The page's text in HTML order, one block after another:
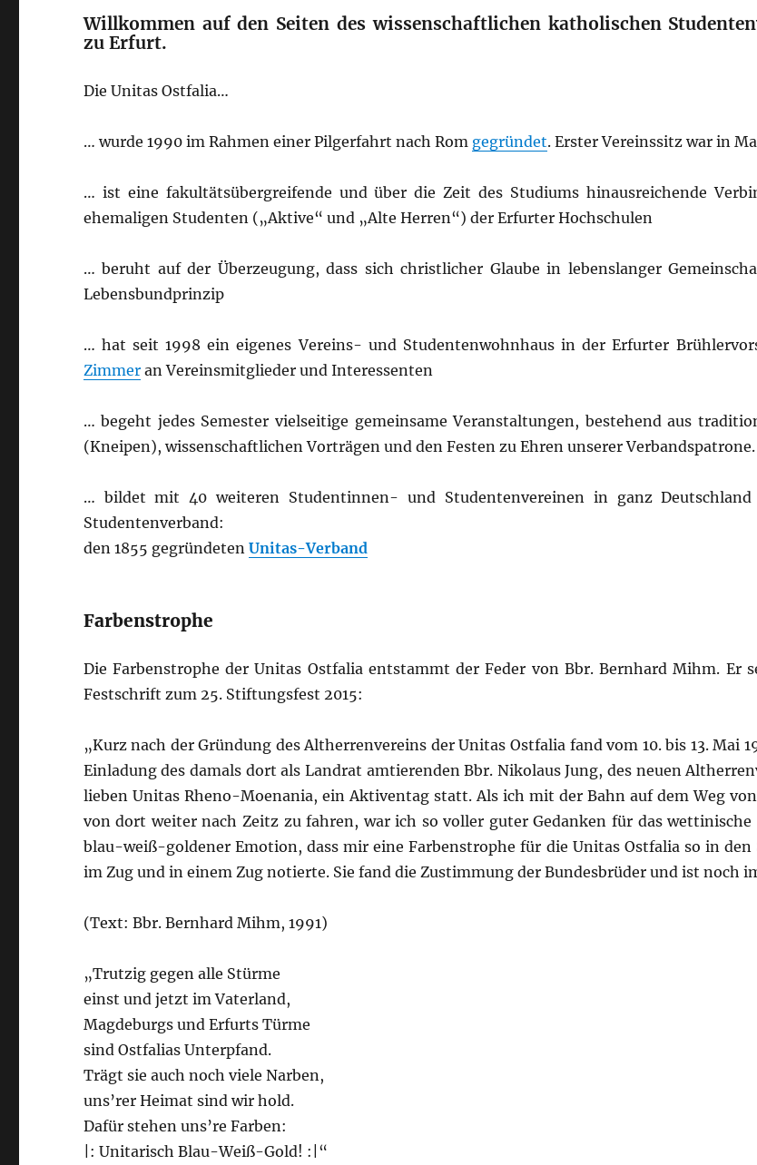
Willkommen auf den Seiten des wissenschaftlichen katholischen
zu Erfurt.
Die Unitas Ostfalia…
… wurde 1990 im Rahmen einer Pilgerfahrt nach Rom gegründet. Erster Vereinssitz war in
… ist eine fakultätsübergreifende und über die Zeit des Studiums hinausreichende
ehemaligen Studenten („Aktive“ und „Alte Herren“) der Erfurter Hochschulen
… beruht auf der Überzeugung, dass sich christlicher Glaube in lebenslanger
Lebensbundprinzip
… hat seit 1998 ein eigenes Vereins- und Studentenwohnhaus in der Erfurter
Zimmeran Vereinsmitglieder und Interessenten
… begeht jedes Semester vielseitige gemeinsame Veranstaltungen, bestehend aus
(Kneipen), wissenschaftlichen Vorträgen und den Festen zu Ehren unserer Verbandspatrone.
… bildet mit 40 weiteren Studentinnen- und Studentenvereinen in ganz Deutschland
Studentenverband:
den 1855 gegründeten Unitas-Verband
Farbenstrophe
Die Farbenstrophe der Unitas Ostfalia entstammt der Feder von Bbr. Bernhard Mihm. Er
Festschrift zum 25. Stiftungsfest 2015:
„Kurz nach der Gründung des Altherrenvereins der Unitas Ostfalia fand vom 10. bis 13. Mai
Einladung des damals dort als Landrat amtierenden Bbr. Nikolaus Jung, des neuen
lieben Unitas Rheno-Moenania, ein Aktiventag statt. Als ich mit der Bahn auf dem Weg
von dort weiter nach Zeitz zu fahren, war ich so voller guter Gedanken für das
blau-weiß-goldener Emotion, dass mir eine Farbenstrophe für die Unitas Ostfalia so in den
im Zug und in einem Zug notierte. Sie fand die Zustimmung der Bundesbrüder und ist noch
(Text: Bbr. Bernhard Mihm, 1991)
„Trutzig gegen alle Stürme
einst und jetzt im Vaterland,
Magdeburgs und Erfurts Türme
sind Ostfalias Unterpfand.
Trägt sie auch noch viele Narben,
uns’rer Heimat sind wir hold.
Dafür stehen uns’re Farben:
|: Unitarisch Blau-Weiß-Gold! :|“